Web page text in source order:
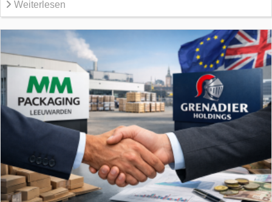
Weiterlesen